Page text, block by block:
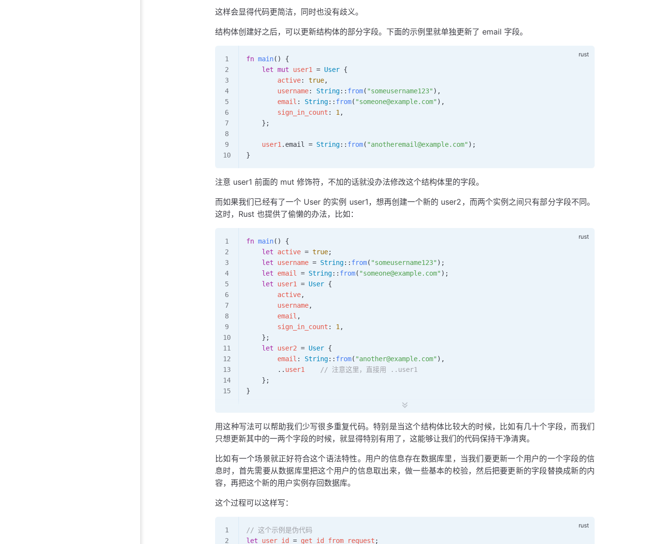
这样会显得代码更简洁，同时也没有歧义。
结构体创建好之后，可以更新结构体的部分字段。下面的示例里就单独更新了 email 字段。
fn main() {
    let
mut user1 = User {
        active
: true,
        username
: String:: from( "someusername123" ),
        email
: String:: from( "someone@example.com" ),
        sign_in_count
: 1 ,
    };
    user1
.email = String:: from( "anotheremail@example.com" );
}
注意 user1 前面的 mut 修饰符，不加的话就没办法修改这个结构体里的字段。
而如果我们已经有了一个 User 的实例 user1，想再创建一个新的 user2，而两个实例之间只有部分字段不同。
这时，Rust 也提供了偷懒的办法，比如：
fn main() {
    let
active = true;
    let
username = String:: from( "someusername123" );
    let
email = String:: from( "someone@example.com" );
    let
user1 = User {
        active
,
        username
,
        email
,
        sign_in_count
: 1 ,
    };
    let
user2 = User {
        email
: String:: from( "another@example.com" ),
        ..
user1
    // 注意这里，直接用 ..user1
    };
}
用这种写法可以帮助我们少写很多重复代码。特别是当这个结构体比较大的时候，比如有几十个字段，而我们
只想更新其中的一两个字段的时候，就显得特别有用了，这能够让我们的代码保持干净清爽。
比如有一个场景就正好符合这个语法特性。用户的信息存在数据库里，当我们要更新一个用户的一个字段的信
息时，首先需要从数据库里把这个用户的信息取出来，做一些基本的校验，然后把要更新的字段替换成新的内
容，再把这个新的用户实例存回数据库。
这个过程可以这样写：
// 这个示例是伪代码
let user_id = get_id_from_request ;